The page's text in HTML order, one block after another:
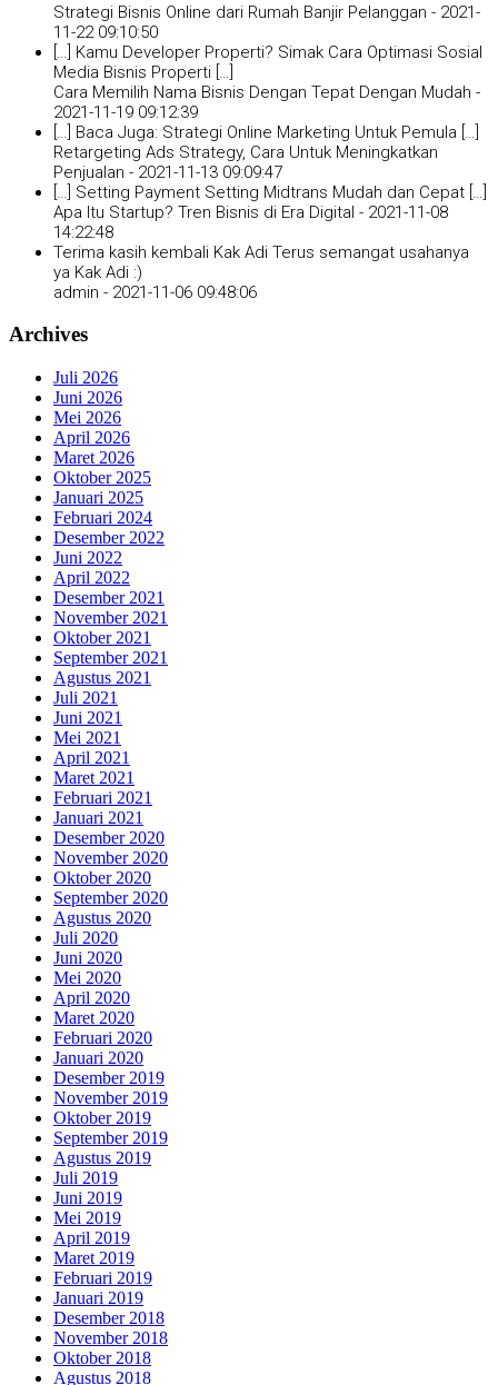
Strategi Bisnis Online dari Rumah Banjir Pelanggan - 2021-
11-22 09:10:50
[…] Kamu Developer Properti? Simak Cara Optimasi Sosial
Media Bisnis Properti […]
Cara Memilih Nama Bisnis Dengan Tepat Dengan Mudah -
2021-11-19 09:12:39
[…] Baca Juga: Strategi Online Marketing Untuk Pemula […]
Retargeting Ads Strategy, Cara Untuk Meningkatkan
Penjualan - 2021-11-13 09:09:47
[…] Setting Payment Setting Midtrans Mudah dan Cepat […]
Apa Itu Startup? Tren Bisnis di Era Digital - 2021-11-08
14:22:48
Terima kasih kembali Kak Adi Terus semangat usahanya
ya Kak Adi :)
admin - 2021-11-06 09:48:06
Archives
Juli 2026
Juni 2026
Mei 2026
April 2026
Maret 2026
Oktober 2025
Januari 2025
Februari 2024
Desember 2022
Juni 2022
April 2022
Desember 2021
November 2021
Oktober 2021
September 2021
Agustus 2021
Juli 2021
Juni 2021
Mei 2021
April 2021
Maret 2021
Februari 2021
Januari 2021
Desember 2020
November 2020
Oktober 2020
September 2020
Agustus 2020
Juli 2020
Juni 2020
Mei 2020
April 2020
Maret 2020
Februari 2020
Januari 2020
Desember 2019
November 2019
Oktober 2019
September 2019
Agustus 2019
Juli 2019
Juni 2019
Mei 2019
April 2019
Maret 2019
Februari 2019
Januari 2019
Desember 2018
November 2018
Oktober 2018
Agustus 2018